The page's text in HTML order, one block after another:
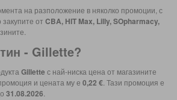
на разположение в няколко промоции, с
от CBA, HIT Max, Lilly, SOpharmacy,
- Gillette?
Gillette с най-ниска цена от магазините
и цената му е 0,22 € . Тази промоция е
31.08.2026